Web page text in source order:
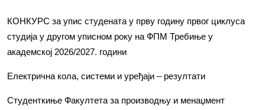
КОНКУРС за упис студената у прву годину првог циклуса
студија у другом уписном року на ФПМ Требиње у
академској 2026/2027. години
Електрична кола, системи и уређаји – резултати
Студенткиње Факултета за производњу и менаџмент